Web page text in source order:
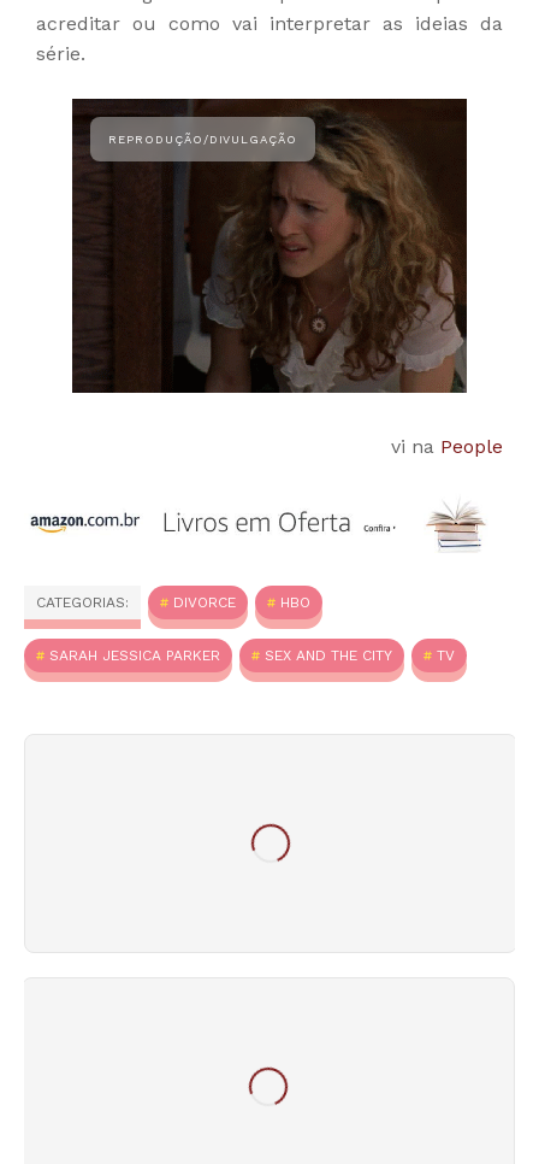
acreditar ou como vai interpretar as ideias da
série.
vi na People
CATEGORIAS: DIVORCE HBO
SARAH JESSICA PARKER SEX AND THE CITY TV